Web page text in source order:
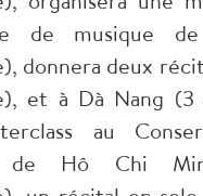
de musique
donnera deux
et à Dà Nang (3
au
de Hô Chi